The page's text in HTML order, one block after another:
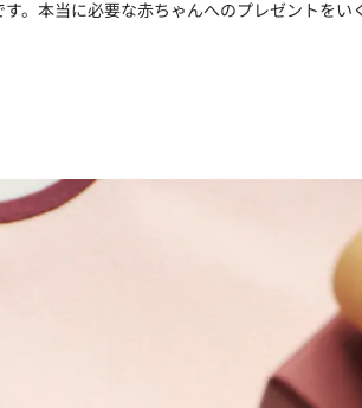
本当に必要な赤ちゃんへのプレゼントをい